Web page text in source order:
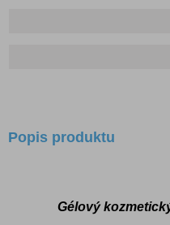
Popis produktu
Gélový